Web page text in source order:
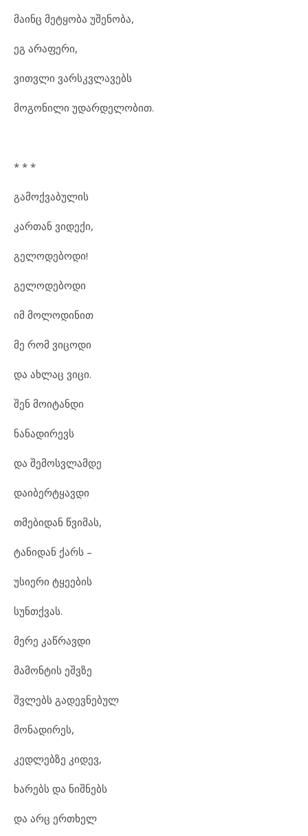
მაინც მეტყობა უშენობა,
ეგ არაფერი,
ვითვლი ვარსკვლავებს
მოგონილი უდარდელობით.
* * *
გამოქვაბულის
კართან ვიდექი,
გელოდებოდი!
გელოდებოდი
იმ მოლოდინით
მე რომ ვიცოდი
და ახლაც ვიცი.
შენ მოიტანდი
ნანადირევს
და შემოსვლამდე
დაიბერტყავდი
თმებიდან წვიმას,
ტანიდან ქარს –
უსიერი ტყეების
სუნთქვას.
მერე კაწრავდი
მამონტის ეშვზე
შვლებს გადევნებულ
მონადირეს,
კედლებზე კიდევ,
ხარებს და ნიშნებს
და არც ერთხელ